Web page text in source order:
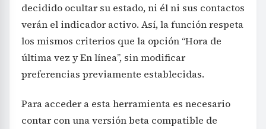
decidido ocultar su estado, ni él ni sus contactos
verán el indicador activo. Así, la función respeta
los mismos criterios que la opción “Hora de
última vez y En línea”, sin modificar
preferencias previamente establecidas.
Para acceder a esta herramienta es necesario
contar con una versión beta compatible de